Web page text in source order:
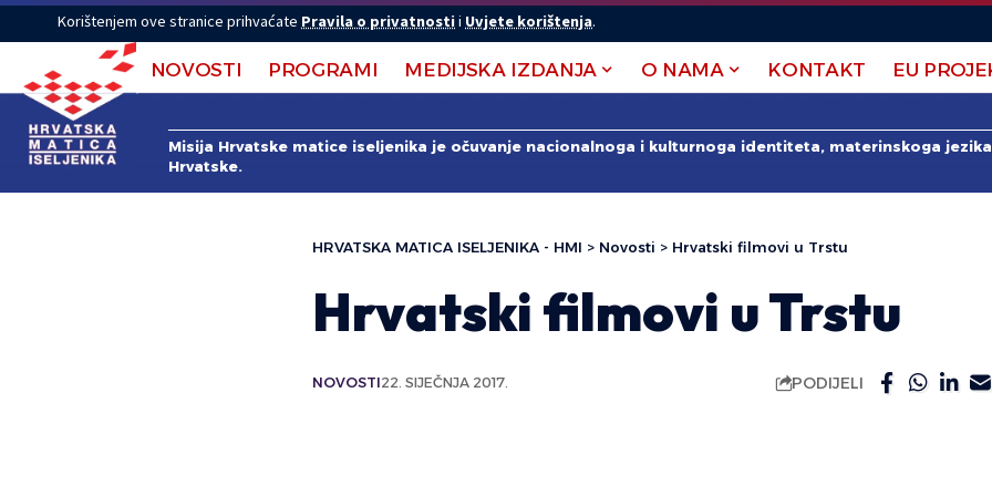
Korištenjem ove stranice prihvaćate Pravila o privatnostii Uvjete korištenja.
NOVOSTI PROGRAMI MEDIJSKA IZDANJA O NAMA KONTAKT EU
Misija Hrvatske matice iseljenika je očuvanje nacionalnoga i kulturnoga identiteta, materinskoga
Hrvatske.
HRVATSKA MATICA ISELJENIKA - HMI > Novosti > Hrvatski filmovi u Trstu
Hrvatski filmovi u Trstu
NOVOSTI22. SIJEČNJA 2017. PODIJELI